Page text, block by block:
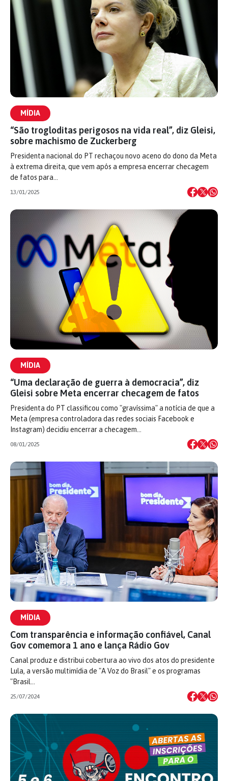
MÍDIA
“São trogloditas perigosos na vida real”, diz Gleisi,
sobre machismo de Zuckerberg
Presidenta nacional do PT rechaçou novo aceno do dono da Meta
à extrema direita, que vem após a empresa encerrar checagem
de fatos para…
13/01/2025
MÍDIA
“Uma declaração de guerra à democracia”, diz
Gleisi sobre Meta encerrar checagem de fatos
Presidenta do PT classificou como "gravíssima" a notícia de que a
Meta (empresa controladora das redes sociais Facebook e
Instagram) decidiu encerrar a checagem…
08/01/2025
MÍDIA
Com transparência e informação confiável, Canal
Gov comemora 1 ano e lança Rádio Gov
Canal produz e distribui cobertura ao vivo dos atos do presidente
Lula, a versão multimídia de "A Voz do Brasil" e os programas
"Brasil…
25/07/2024